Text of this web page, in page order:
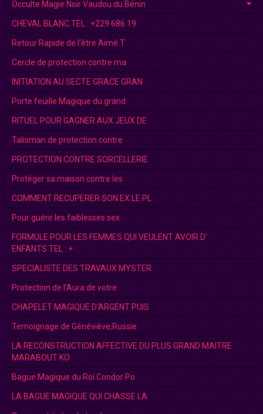
Occulte Magie Noir Vaudou du Bénin
CHEVAL BLANC.TEL : +229 686 19
Retour Rapide de l'être Aimé.T
Cercle de protection contre ma
INITIATION AU SECTE GRACE GRAN
Porte feuille Magique du grand
RITUEL POUR GAGNER AUX JEUX DE
Talisman de protection contre
PROTECTION CONTRE SORCELLERIE
Protéger sa maison contre les
COMMENT RECUPERER SON EX LE PL
Pour guérir les faiblesses sex
FORMULE POUR LES FEMMES QUI VEULENT AVOIR D’
ENFANTS.TEL : +
SPECIALISTE DES TRAVAUX MYSTER
Protection de l'Aura de votre
CHAPELET MAGIQUE D’ARGENT PUIS
Temoignage de Généviève,Russie
LA RECONSTRUCTION AFFECTIVE DU PLUS GRAND MAITRE
MARABOUT KO
Bague Magique du Roi Condor Po
LA BAGUE MAGIQUE QUI CHASSE LA